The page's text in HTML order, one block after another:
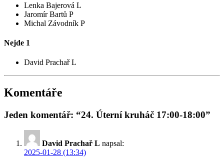
Lenka Bajerová L
Jaromír Bartů P
Michal Závodník P
Nejde 1
David Prachař L
Komentáře
Jeden komentář: “24. Úterní kruháč 17:00-18:00”
David Prachař L napsal:
2025-01-28 (13:34)